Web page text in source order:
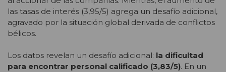
las tasas de interés (3,95/5) agrega un desafío adicional,
agravado por la situación global derivada de conflictos
bélicos.
Los datos revelan un desafío adicional: la dificultad
para encontrar personal calificado (3,83/5). En un